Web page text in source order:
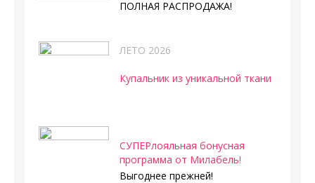
ПОЛНАЯ РАСПРОДАЖА!
ЛЕТО 2026
Купальник из уникальной ткани
СУПЕРлояльная бонусная
программа от Милабель!
Выгоднее прежней!